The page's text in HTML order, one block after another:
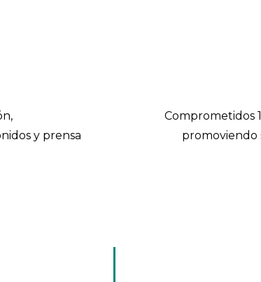
y prensa
Comprometidos
promoviendo